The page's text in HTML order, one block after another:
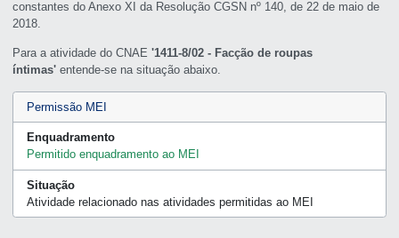
constantes do Anexo XI da Resolução CGSN nº 140, de 22 de maio de
2018.
Para a atividade do CNAE'1411-8/02 - Facção de roupas
íntimas' entende-se na situação abaixo.
Permissão MEI
Enquadramento
Permitido enquadramento ao MEI
Situação
Atividade relacionado nas atividades permitidas ao MEI